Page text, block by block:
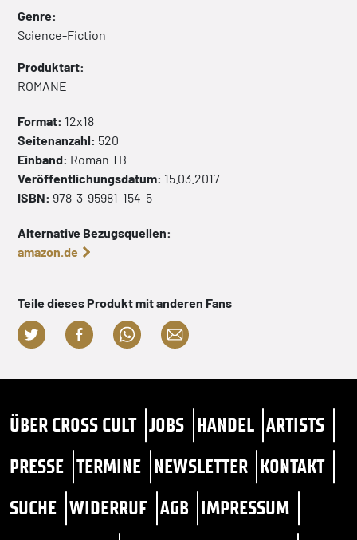
Genre:
Science-Fiction
Produktart:
ROMANE
Format: 12x18
Seitenanzahl: 520
Einband: Roman TB
Veröffentlichungsdatum: 15.03.2017
ISBN: 978-3-95981-154-5
Alternative Bezugsquellen:
amazon.de
Teile dieses Produkt mit anderen Fans
ÜBER CROSS CULT JOBS HANDEL ARTISTS
PRESSE TERMINE NEWSLETTER KONTAKT
SUCHE WIDERRUF AGB IMPRESSUM